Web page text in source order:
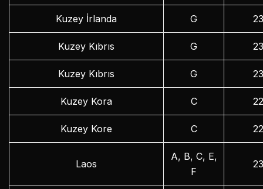
Kuzey İrlanda G
Kuzey Kıbrıs G
Kuzey Kıbrıs G
Kuzey Kora C
Kuzey Kore C
Laos
A, B, C, E,
F